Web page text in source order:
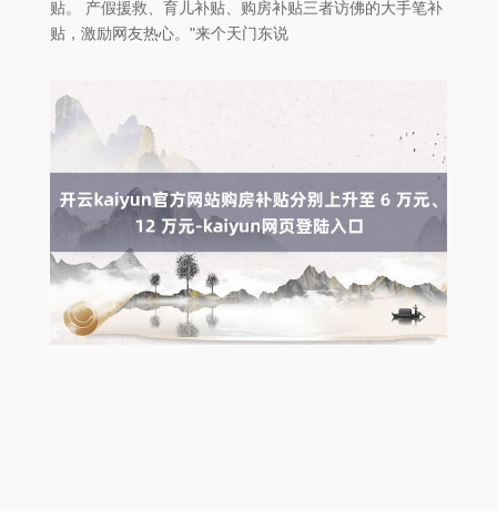
贴。 产假援救、育儿补贴、购房补贴三者访佛的大手笔补
贴，激励网友热心。"来个天门东说